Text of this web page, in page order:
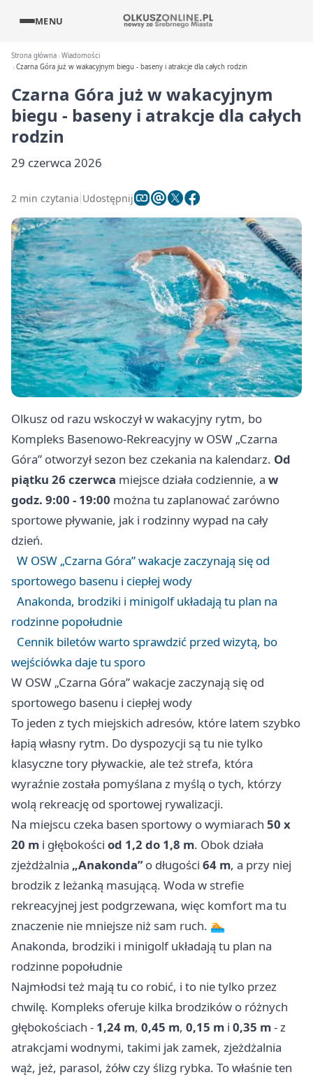
MENU
Strona główna Wiadomości
Czarna Góra już w wakacyjnym biegu - baseny i atrakcje dla całych rodzin
Czarna Góra już w wakacyjnym
biegu - baseny i atrakcje dla całych
rodzin
29 czerwca 2026
2 min czytania Udostępnij
Olkusz od razu wskoczył w wakacyjny rytm, bo
Kompleks Basenowo-Rekreacyjny w OSW „Czarna
Góra” otworzył sezon bez czekania na kalendarz. Od
piątku 26 czerwca miejsce działa codziennie, a w
godz. 9:00 - 19:00 można tu zaplanować zarówno
sportowe pływanie, jak i rodzinny wypad na cały
dzień.
W OSW „Czarna Góra” wakacje zaczynają się od
sportowego basenu i ciepłej wody
Anakonda, brodziki i minigolf układają tu plan na
rodzinne popołudnie
Cennik biletów warto sprawdzić przed wizytą, bo
wejściówka daje tu sporo
W OSW „Czarna Góra” wakacje zaczynają się od
sportowego basenu i ciepłej wody
To jeden z tych miejskich adresów, które latem szybko
łapią własny rytm. Do dyspozycji są tu nie tylko
klasyczne tory pływackie, ale też strefa, która
wyraźnie została pomyślana z myślą o tych, którzy
wolą rekreację od sportowej rywalizacji.
Na miejscu czeka basen sportowy o wymiarach 50 x
20 m i głębokości od 1,2 do 1,8 m. Obok działa
zjeżdżalnia „Anakonda”o długości 64 m, a przy niej
brodzik z leżanką masującą. Woda w strefie
rekreacyjnej jest podgrzewana, więc komfort ma tu
znaczenie nie mniejsze niż sam ruch. 🏊
Anakonda, brodziki i minigolf układają tu plan na
rodzinne popołudnie
Najmłodsi też mają tu co robić, i to nie tylko przez
chwilę. Kompleks oferuje kilka brodzików o różnych
głębokościach - 1,24 m, 0,45 m, 0,15 m i 0,35 m- z
atrakcjami wodnymi, takimi jak zamek, zjeżdżalnia
wąż, jeż, parasol, żółw czy ślizg rybka. To właśnie ten